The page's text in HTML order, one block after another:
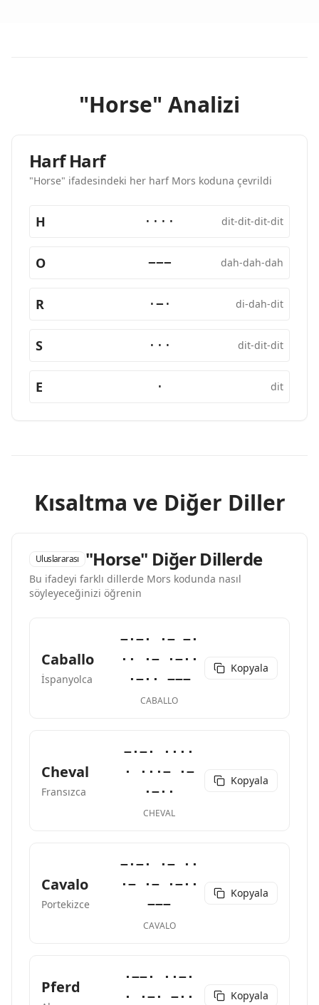
"Horse" Analizi
Harf Harf
"Horse" ifadesindeki her harf Mors koduna çevrildi
H ···· dit-dit-dit-dit
O −−− dah-dah-dah
R ·−· di-dah-dit
S ··· dit-dit-dit
E · dit
Kısaltma ve Diğer Diller
Uluslararası "Horse" Diğer Dillerde
Bu ifadeyi farklı dillerde Mors kodunda nasıl
söyleyeceğinizi öğrenin
Caballo
İspanyolca
−·−· ·− −·
·· ·− ·−··
·−·· −−−
CABALLO
Kopyala
Cheval
Fransızca
−·−· ····
· ···− ·−
·−··
CHEVAL
Kopyala
Cavalo
Portekizce
−·−· ·− ··
·− ·− ·−··
−−−
CAVALO
Kopyala
Pferd
·−−· ··−·
· ·−· −··
Kopyala